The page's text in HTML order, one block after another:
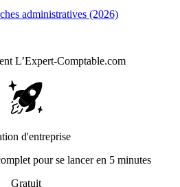
administratives (2026)
L’Expert-Comptable.com
d'entreprise
pour se lancer en 5 minutes
Gratuit